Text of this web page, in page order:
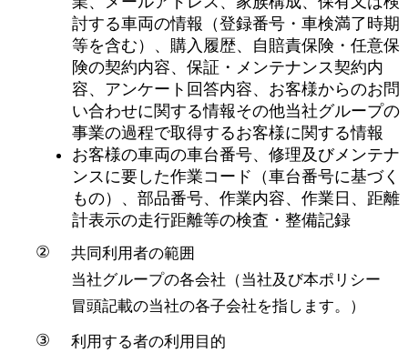
討する車両の情報（登録番号・車検満了時期
等を含む）、購入履歴、自賠責保険・任意保
険の契約内容、保証・メンテナンス契約内
容、アンケート回答内容、お客様からのお問
い合わせに関する情報その他当社グループの
事業の過程で取得するお客様に関する情報
お客様の車両の車台番号、修理及びメンテナ
ンスに要した作業コード（車台番号に基づく
もの）、部品番号、作業内容、作業日、距離
計表示の走行距離等の検査・整備記録
共同利用者の範囲
当社グループの各会社（当社及び本ポリシー
冒頭記載の当社の各子会社を指します。）
利用する者の利用目的